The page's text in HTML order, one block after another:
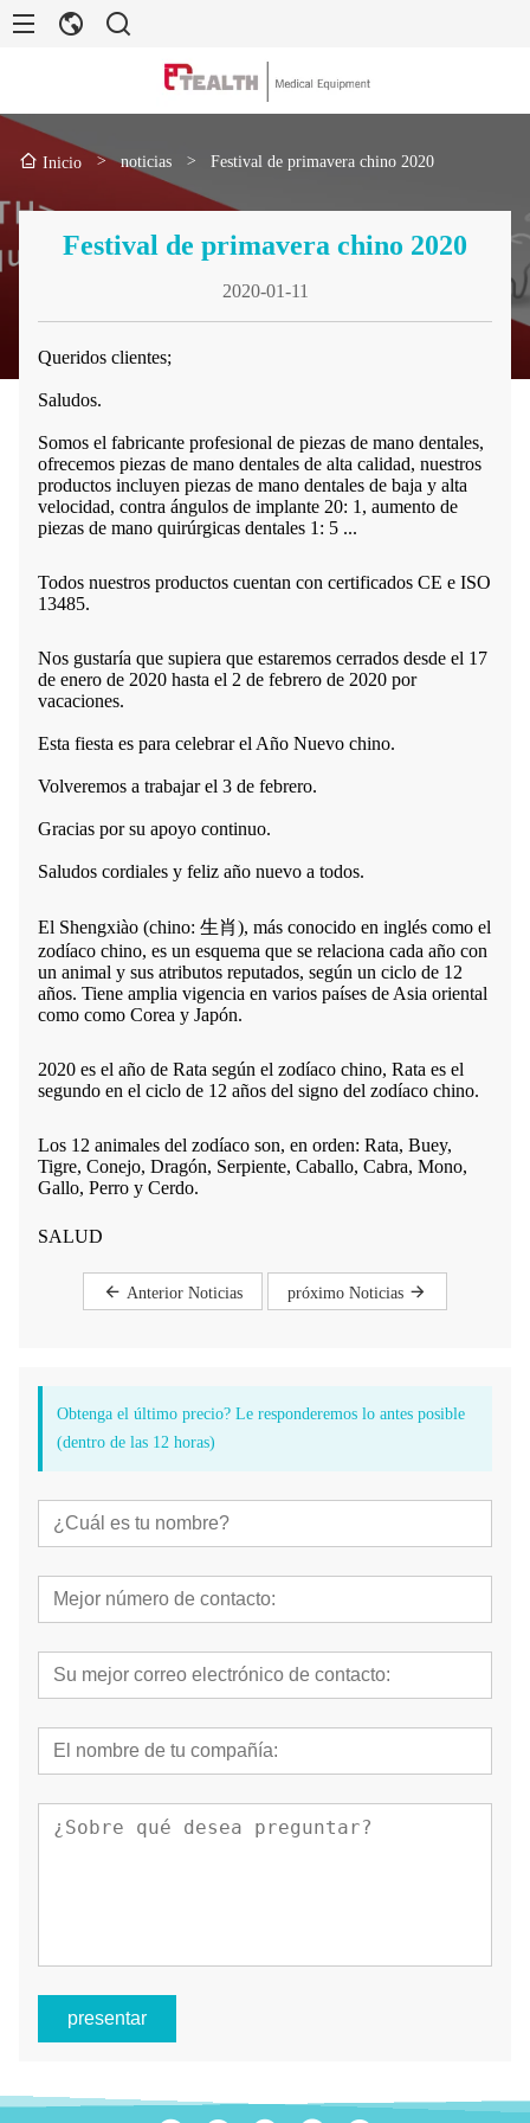
Inicio > noticias > Festival de primavera chino 2020
Festival de primavera chino 2020
2020-01-11
Queridos clientes;
Saludos.
Somos el fabricante profesional de piezas de mano dentales,
ofrecemos piezas de mano dentales de alta calidad, nuestros
productos incluyen piezas de mano dentales de baja y alta
velocidad, contra ángulos de implante 20: 1, aumento de
piezas de mano quirúrgicas dentales 1: 5 ...
Todos nuestros productos cuentan con certificados CE e ISO
13485.
Nos gustaría que supiera que estaremos cerrados desde el 17
de enero de 2020 hasta el 2 de febrero de 2020 por
vacaciones.
Esta fiesta es para celebrar el Año Nuevo chino.
Volveremos a trabajar el 3 de febrero.
Gracias por su apoyo continuo.
Saludos cordiales y feliz año nuevo a todos.
El Shengxiào (chino: 生肖), más conocido en inglés como el
zodíaco chino, es un esquema que se relaciona cada año con
un animal y sus atributos reputados, según un ciclo de 12
años. Tiene amplia vigencia en varios países de Asia oriental
como como Corea y Japón.
2020 es el año de Rata según el zodíaco chino, Rata es el
segundo en el ciclo de 12 años del signo del zodíaco chino.
Los 12 animales del zodíaco son, en orden: Rata, Buey,
Tigre, Conejo, Dragón, Serpiente, Caballo, Cabra, Mono,
Gallo, Perro y Cerdo.
SALUD
Anterior Noticias próximo Noticias
Obtenga el último precio? Le responderemos lo antes posible
(dentro de las 12 horas)
presentar